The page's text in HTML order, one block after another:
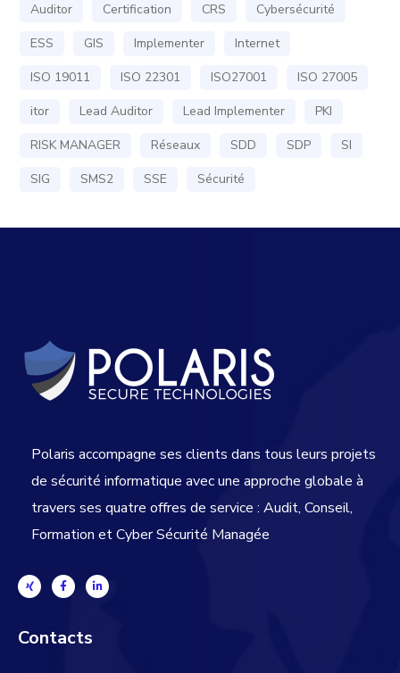
Auditor Certification CRS
Cybersécurité
ESS
GIS Implementer
Internet
ISO 19011
ISO 22301 ISO27001
ISO 27005
itor
Lead Auditor Lead Implementer
PKI
RISK MANAGER
Réseaux SDD SDP
SI
SIG
SMS2 SSE Sécurité
Polaris accompagne ses clients dans tous leurs projets
de sécurité informatique avec une approche globale à
travers ses quatre offres de service : Audit, Conseil,
Formation et Cyber Sécurité Managée
Contacts